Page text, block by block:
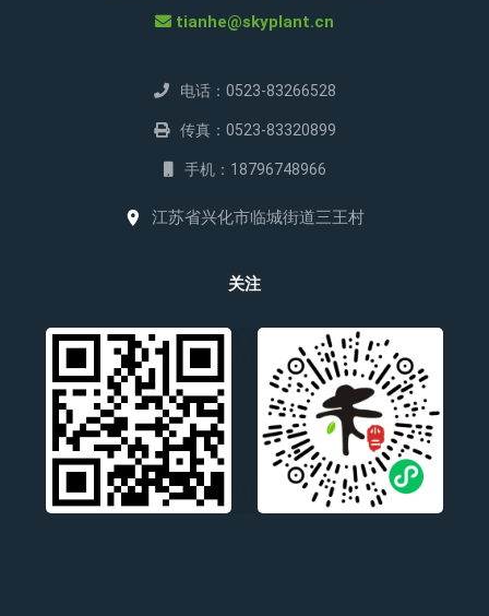
tianhe@skyplant.cn
电话：0523-83266528
传真：0523-83320899
手机：18796748966
江苏省兴化市临城街道三王村
关注